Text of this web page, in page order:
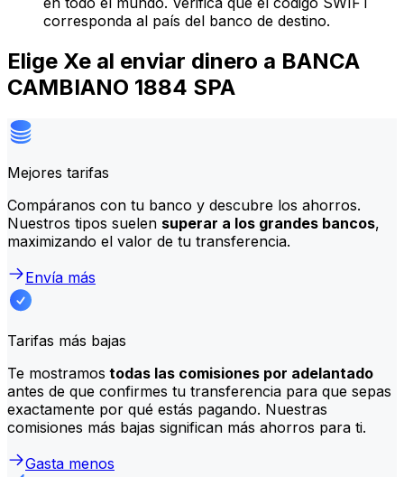
corresponda al país del banco de destino.
Elige Xe al enviar dinero a BANCA
CAMBIANO 1884 SPA
Mejores tarifas
Compáranos con tu banco y descubre los ahorros.
Nuestros tipos suelen superar a los grandes bancos,
maximizando el valor de tu transferencia.
Envía más
Tarifas más bajas
Te mostramos todas las comisiones por adelantado
antes de que confirmes tu transferencia para que sepas
exactamente por qué estás pagando. Nuestras
comisiones más bajas significan más ahorros para ti.
Gasta menos